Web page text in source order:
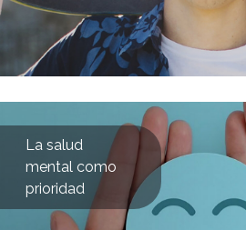
La salud
mental como
prioridad